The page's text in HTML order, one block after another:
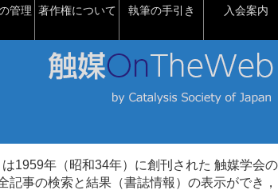
管理 著作権について 執筆の手引き 入会案内
1959年（昭和34年）に創刊された 触媒学会の
記事の検索と結果（書誌情報）の表示ができ